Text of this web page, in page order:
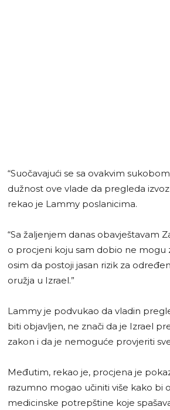
“Suočavajući se sa ovakvim
dužnost ove vlade da pregleda
rekao je Lammy poslanicima.
“Sa žaljenjem danas obavještavam
o procjeni koju sam dobio ne mogu
osim da postoji jasan rizik za
oružja u Izrael.”
Lammy je podvukao da vladin
biti objavljen, ne znači da je Izrael
zakon i da je nemoguće provjeriti
Međutim, rekao je, procjena je
razumno mogao učiniti više kako bi
medicinske potrepštine koje